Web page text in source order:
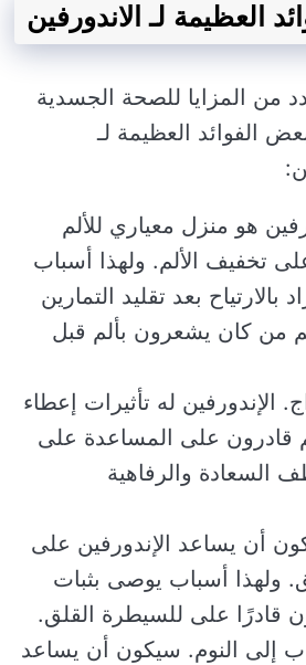
من المزايا للصحة الجسدية
الفوائد العظيمة لـ
هو منزل معياري للألم
تخفيف الألم. ولهذا أسباب
بالارتياح بعد تقليد التمارين
من كان يشعرون بألم قبل
الإندورفين له تأثيرات إعطاء
قادرون على المساعدة على
السعادة والرفاهية
أن يساعد الإندورفين على
ولهذا أسباب يوصى بثبات
قادرًا على للسيطرة القلق.
إلى النوم. سيكون أن يساعد